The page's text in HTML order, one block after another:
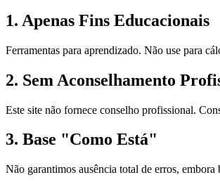
1. Apenas Fins Educacionais
Ferramentas para aprendizado. Não use para
2. Sem Aconselhamento
Este site não fornece conselho profissional.
3. Base "Como Está"
Não garantimos ausência total de erros, embora